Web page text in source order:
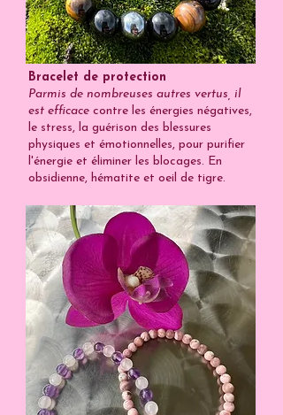
Bracelet de protection
Parmis de nombreuses autres vertus, il
est efficace contre les énergies négatives,
le stress, la guérison des blessures
physiques et émotionnelles, pour purifier
l'énergie et éliminer les blocages. En
obsidienne, hématite et oeil de tigre.